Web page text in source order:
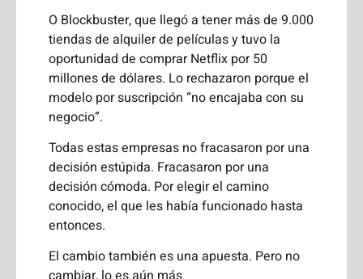
O Blockbuster, que llegó a tener más de 9.000
tiendas de alquiler de películas y tuvo la
oportunidad de comprar Netflix por 50
millones de dólares. Lo rechazaron porque el
modelo por suscripción “no encajaba con su
negocio”.
Todas estas empresas no fracasaron por una
decisión estúpida. Fracasaron por una
decisión cómoda. Por elegir el camino
conocido, el que les había funcionado hasta
entonces.
El cambio también es una apuesta. Pero no